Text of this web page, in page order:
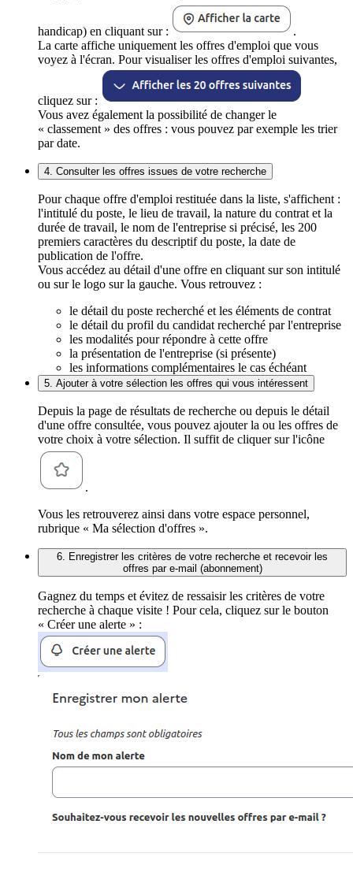
handicap) en cliquant sur :
.
La carte affiche uniquement les offres d'emploi que vous
voyez à l'écran. Pour visualiser les offres d'emploi suivantes,
cliquez sur :
Vous avez également la possibilité de changer le
« classement » des offres : vous pouvez par exemple les trier
par date.
4. Consulter les offres issues de votre recherche
Pour chaque offre d'emploi restituée dans la liste, s'affichent :
l'intitulé du poste, le lieu de travail, la nature du contrat et la
durée de travail, le nom de l'entreprise si précisé, les 200
premiers caractères du descriptif du poste, la date de
publication de l'offre.
Vous accédez au détail d'une offre en cliquant sur son intitulé
ou sur le logo sur la gauche. Vous retrouvez :
le détail du poste recherché et les éléments de contrat
le détail du profil du candidat recherché par l'entreprise
les modalités pour répondre à cette offre
la présentation de l'entreprise (si présente)
les informations complémentaires le cas échéant
5. Ajouter à votre sélection les offres qui vous intéressent
Depuis la page de résultats de recherche ou depuis le détail
d'une offre consultée, vous pouvez ajouter la ou les offres de
votre choix à votre sélection. Il suffit de cliquer sur l'icône
.
Vous les retrouverez ainsi dans votre espace personnel,
rubrique « Ma sélection d'offres ».
6. Enregistrer les critères de votre recherche et recevoir les
offres par e-mail (abonnement)
Gagnez du temps et évitez de ressaisir les critères de votre
recherche à chaque visite ! Pour cela, cliquez sur le bouton
« Créer une alerte » :